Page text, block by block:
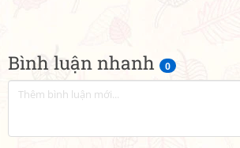
Bình luận nhanh 0